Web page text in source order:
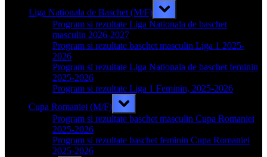
Liga Nationala de Baschet (M/F)
Toggle
sub-
menu
Program si rezultate Liga Nationala de baschet
masculin 2026-2027
Program si rezultate baschet masculin Liga 1 2025-
2026
Program si rezultate Liga Nationala de baschet feminin
2025-2026
Program si rezultate Liga 1 Feminin, 2025-2026
Cupa Romaniei (M/F)
Toggle
sub-
menu
Program si rezultate baschet masculin Cupa Romaniei
2025-2026
Program si rezultate baschet feminin Cupa Romaniei
2025-2026